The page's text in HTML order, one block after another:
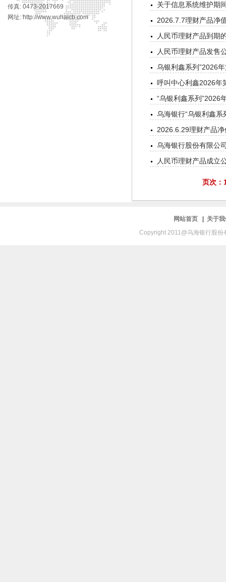
传真: 0473-2017669
网址: http://www.wuhaicb.com
关于信息系统维护期
2026.7.7理财产品净
人民币理财产品到期
人民币理财产品发售
乌银利鑫系列”2026
呼叫中心利鑫2026年
“乌银利鑫系列”2026
乌海银行“乌银利鑫
2026.6.29理财产品
乌海银行股份有限公
人民币理财产品成立
页次
网站首页
关于
Copyright 2011@乌海银行股